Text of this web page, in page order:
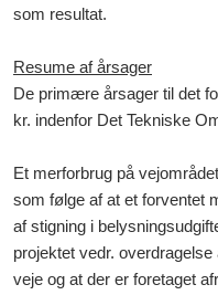
som resultat.
Resume af årsager
De primære årsager til det
kr. indenfor Det Tekniske
Et merforbrug på
som følge af at et forventet
af stigning i
projektet vedr.
veje og at der er foretaget